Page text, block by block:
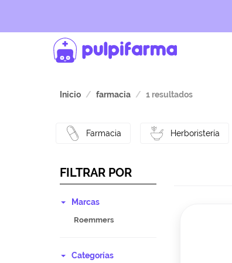
Inicio farmacia 1 resultados
Farmacia Herboristería
FILTRAR POR
Marcas
Roemmers
Categorías